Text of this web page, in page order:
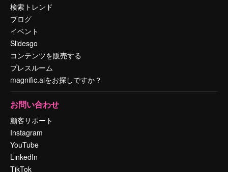
検索トレンド
ブログ
イベント
Slidesgo
コンテンツを販売する
プレスルーム
magnific.aiをお探しですか？
お問い合わせ
顧客サポート
Instagram
YouTube
LinkedIn
TikTok